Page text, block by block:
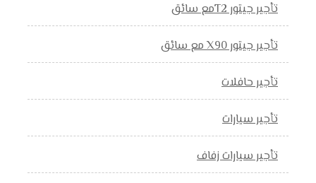
تأجير جيتور T2مع سائق
تأجير جيتور X90 مع سائق
تأجير حافلات
تأجير سيارات
تأجير سيارات زفاف